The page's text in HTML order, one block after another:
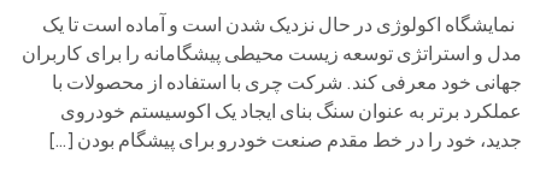
نمایشگاه اکولوژی در حال نزدیک شدن است و آماده است تا یک
مدل و استراتژی توسعه زیست محیطی پیشگامانه را برای کاربران
جهانی خود معرفی کند. شرکت چری با استفاده از محصولات با
عملکرد برتر به عنوان سنگ بنای ایجاد یک اکوسیستم خودروی
جدید، خود را در خط مقدم صنعت خودرو برای پیشگام بودن […]